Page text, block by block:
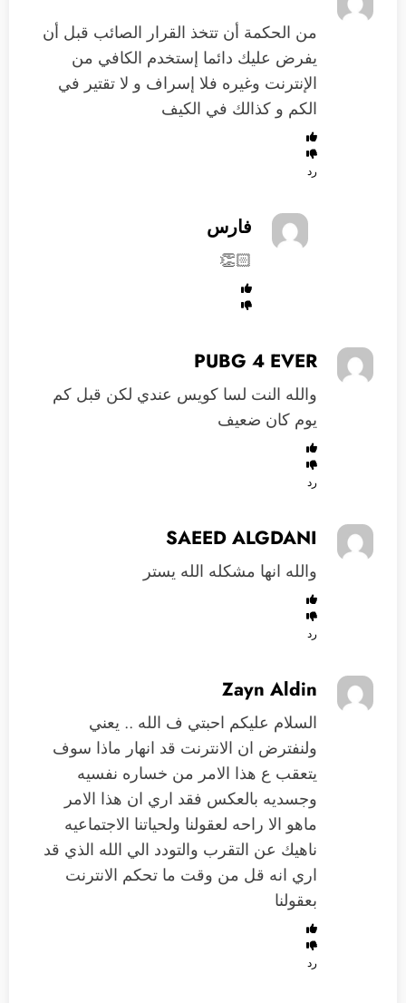
من الحكمة أن تتخذ القرار الصائب قبل أن
يفرض عليك دائما إستخدم الكافي من
الإنترنت وغيره فلا إسراف و لا تقتير في
الكم و كذالك في الكيف
رد
فارس
👏🏻
PUBG 4 EVER
والله النت لسا كويس عندي لكن قبل كم
يوم كان ضعيف
رد
SAEED ALGDANI
والله انها مشكله الله يستر
رد
Zayn Aldin
السلام عليكم احبتي ف الله .. يعني
ولنفترض ان الانترنت قد انهار ماذا سوف
يتعقب ع هذا الامر من خساره نفسيه
وجسديه بالعكس فقد اري ان هذا الامر
ماهو الا راحه لعقولنا ولحياتنا الاجتماعيه
ناهيك عن التقرب والتودد الي الله الذي قد
اري انه قل من وقت ما تحكم الانترنت
بعقولنا
رد